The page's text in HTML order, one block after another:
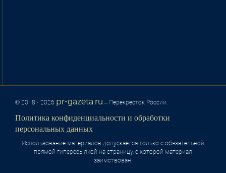
© 2018 - 2026 pr-gazeta.ru – Перекресток России.
Политика конфиденциальности и обработки
персональных данных
Использование материалов допускается только с обязательной
прямой гиперссылкой на страницу, с которой материал
заимствован.